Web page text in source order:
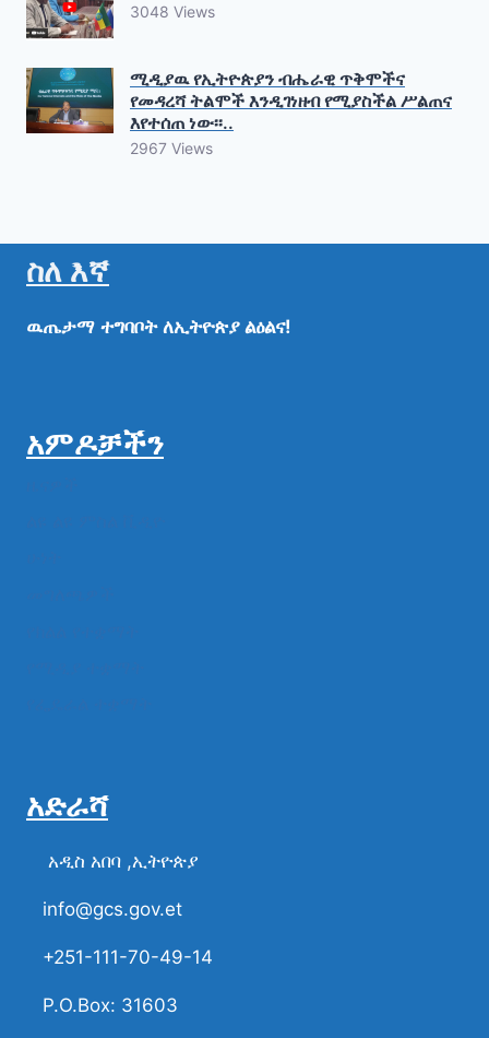
3048 Views
ሚዲያዉ የኢትዮጵያን ብሔራዊ ጥቅሞችና
የመዳረሻ ትልሞች እንዲገነዘብ የሚያስችል ሥልጠና
እየተሰጠ ነው፡፡..
2967 Views
ስለ እኛ
ዉጤታማ ተግባቦት ለኢትዮጵያ ልዕልና!
አምዶቻችን
አድራሻ
አዲስ አበባ ,ኢትዮጵያ
info@gcs.gov.et
+251-111-70-49-14
P.O.Box: 31603